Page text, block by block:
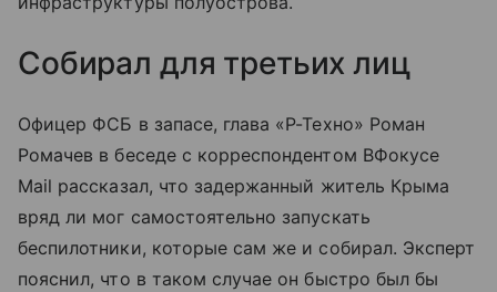
Собирал для третьих лиц
Офицер ФСБ в запасе, глава «Р-Техно» Роман
Ромачев в беседе с корреспондентом ВФокусе
Mail рассказал, что задержанный житель Крыма
вряд ли мог самостоятельно запускать
беспилотники, которые сам же и собирал. Эксперт
пояснил, что в таком случае он быстро был бы